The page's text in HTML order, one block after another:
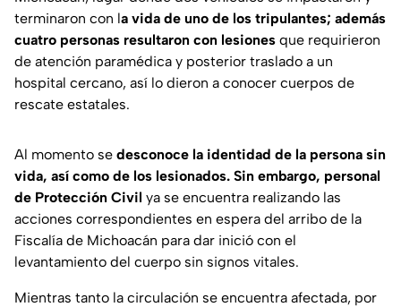
terminaron con la vida de uno de los tripulantes; además
cuatro personas resultaron con lesiones que requirieron
de atención paramédica y posterior traslado a un
hospital cercano, así lo dieron a conocer cuerpos de
rescate estatales.
Al momento se desconoce la identidad de la persona sin
vida, así como de los lesionados. Sin embargo, personal
de Protección Civil ya se encuentra realizando las
acciones correspondientes en espera del arribo de la
Fiscalía de Michoacán para dar inició con el
levantamiento del cuerpo sin signos vitales.
Mientras tanto la circulación se encuentra afectada, por